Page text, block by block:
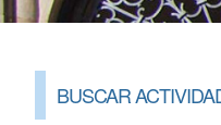
BUSCAR